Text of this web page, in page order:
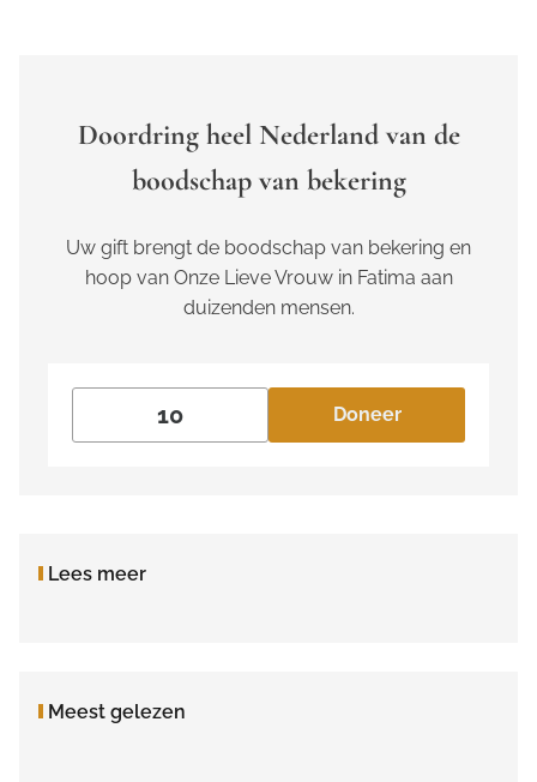
Doordring heel Nederland van de
boodschap van bekering
Uw gift brengt de boodschap van bekering en
hoop van Onze Lieve Vrouw in Fatima aan
duizenden mensen.
Doneer
Lees meer
Meest gelezen